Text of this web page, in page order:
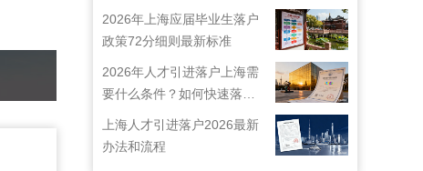
2026年上海应届毕业生落户
政策72分细则最新标准
2026年人才引进落户上海需
要什么条件？如何快速落户
上海？
上海人才引进落户2026最新
办法和流程